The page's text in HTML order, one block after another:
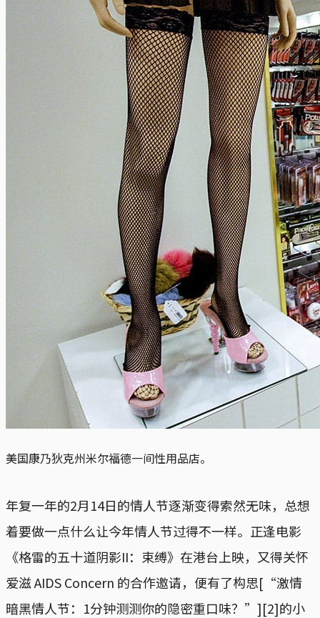
美国康乃狄克州米尔福德一间性用品店。
年复一年的2月14日的情人节逐渐变得索然无味，总想
着要做一点什么让今年情人节过得不一样。正逢电影
《格雷的五十道阴影II：束缚》在港台上映，又得关怀
爱滋 AIDS Concern 的合作邀请，便有了构思[“激情
暗黑情人节：1分钟测测你的隐密重口味？”][2]的小